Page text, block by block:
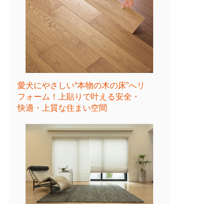
愛犬にやさしい“本物の木の床”へリ
フォーム！上貼りで叶える安全・
快適・上質な住まい空間